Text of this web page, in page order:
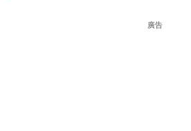
廣告